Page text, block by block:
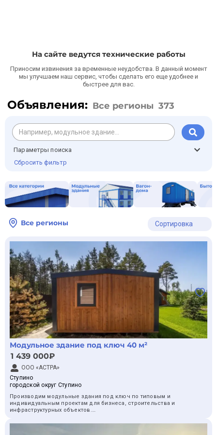
На сайте ведутся технические работы
Приносим извинения за временные неудобства. В данный момент
мы улучшаем наш сервис, чтобы сделать его еще удобнее и
быстрее для вас.
Объявления: Все регионы 373
Параметры поиска
Сбросить фильтр
Все регионы Сортировка
Модульное здание под ключ 40 м²
1 439 000₽
ООО «АСТРА»
Ступино
городской округ Ступино
Производим модульные здания под ключ по типовым и
индивидуальным проектам для бизнеса, строительства и
инфраструктурных объектов.
Базовая конфигурация — одноэтажное здание площадью 40 м².